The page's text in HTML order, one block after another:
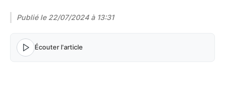
Publié le 22/07/2024 à 13:31
Écouter l'article